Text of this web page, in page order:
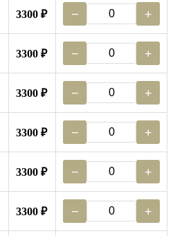
3300 ₽ − +
3300 ₽ − +
3300 ₽ − +
3300 ₽ − +
3300 ₽ − +
3300 ₽ − +